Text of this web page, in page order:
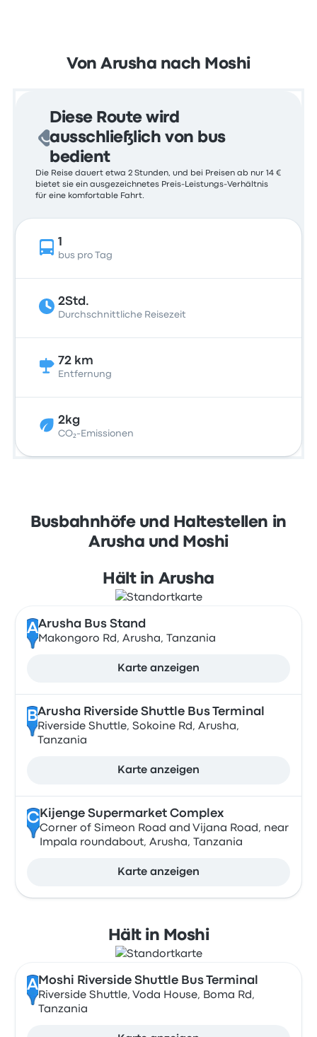
Von Arusha nach Moshi
Diese Route wird
ausschließlich von bus
bedient
Die Reise dauert etwa 2 Stunden, und bei Preisen ab nur 14 €
bietet sie ein ausgezeichnetes Preis-Leistungs-Verhältnis
für eine komfortable Fahrt.
1
bus pro Tag
2Std.
Durchschnittliche Reisezeit
72 km
Entfernung
2kg
CO₂-Emissionen
Busbahnhöfe und Haltestellen in
Arusha und Moshi
Hält in Arusha
AArusha Bus Stand
Makongoro Rd, Arusha, Tanzania
Karte anzeigen
BArusha Riverside Shuttle Bus Terminal
Riverside Shuttle, Sokoine Rd, Arusha,
Tanzania
Karte anzeigen
CKijenge Supermarket Complex
Corner of Simeon Road and Vijana Road, near
Impala roundabout, Arusha, Tanzania
Karte anzeigen
Hält in Moshi
A Moshi Riverside Shuttle Bus Terminal
Riverside Shuttle, Voda House, Boma Rd,
Tanzania